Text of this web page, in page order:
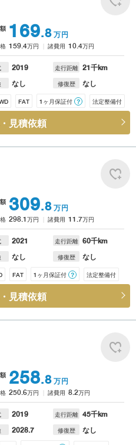
169.8 万円
159.4万円 諸費用 10.4万円
2019 走行距離 21千km
なし 修復歴 なし
FAT 1ヶ月保証付 ？ 法定整備付
見積依頼
309.8 万円
298.1万円 諸費用 11.7万円
2021 走行距離 60千km
なし 修復歴 なし
FAT 1ヶ月保証付 ？ 法定整備付
見積依頼
258.8 万円
250.6万円 諸費用 8.2万円
2019 走行距離 45千km
2028.7 修復歴 なし